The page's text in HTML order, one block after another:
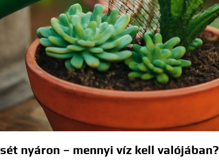
nyáron – mennyi víz kell valójában?